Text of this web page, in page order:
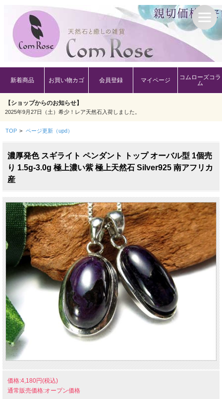
新着商品 お買い物カゴ 会員登録 マイページ
コムローズコラ
ム
【ショップからのお知らせ】
2025年9月27日（土）希少！レア天然石入荷しました。
TOP > ページ更新（upd）
濃厚発色 スギライト ペンダント トップ オーバル型 1個売
り 1.5g-3.0g 極上濃い紫 極上天然石 Silver925 南アフリカ
産
価格:4,180円(税込)
通常販売価格:オープン価格